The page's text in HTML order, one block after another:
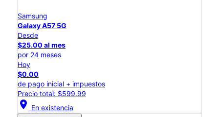
Samsung
Galaxy A57 5G
Desde
$25.00 al mes
por 24 meses
Hoy
$0.00
de pago inicial + impuestos
Precio total: $599.99
location_on En existencia